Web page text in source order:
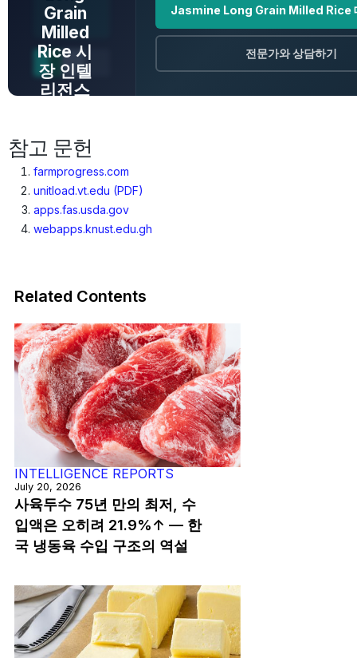
Grain
Milled
Rice 시
장 인텔
리전스
Jasmine Long Grain Milled Rice
전문가와 상담하기
참고 문헌
farmprogress.com
unitload.vt.edu (PDF)
apps.fas.usda.gov
webapps.knust.edu.gh
Related Contents
INTELLIGENCE REPORTS
July 20, 2026
사육두수 75년 만의 최저, 수
입액은 오히려 21.9%↑ — 한
국 냉동육 수입 구조의 역설